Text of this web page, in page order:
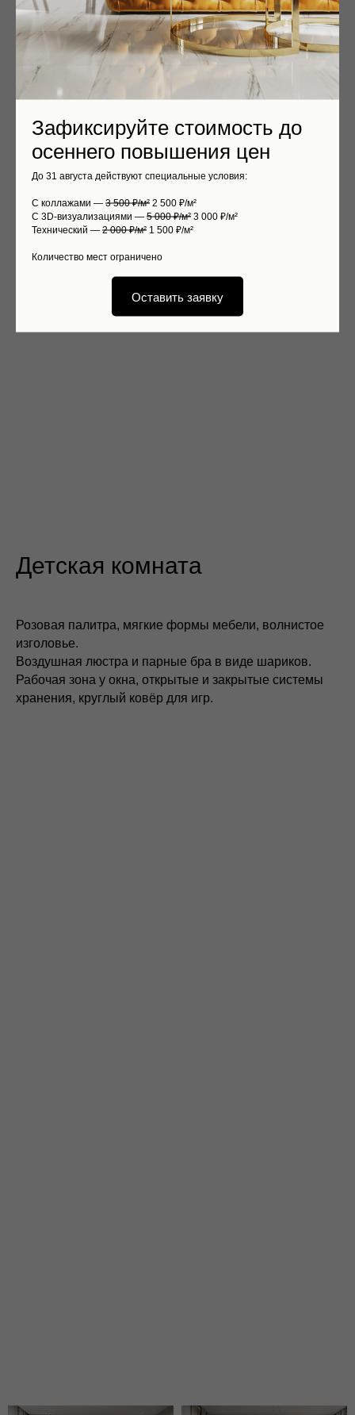
Зафиксируйте стоимость до
осеннего повышения цен
До 31 августа действуют специальные условия:
С коллажами — 3 500 ₽/м² 2 500 ₽/м²
С 3D-визуализациями — 5 000 ₽/м² 3 000 ₽/м²
Технический — 2 000 ₽/м² 1 500 ₽/м²
Количество мест ограничено
Оставить заявку
Детская комната
Розовая палитра, мягкие формы мебели, волнистое
изголовье.
Воздушная люстра и парные бра в виде шариков.
Рабочая зона у окна, открытые и закрытые системы
хранения, круглый ковёр для игр.